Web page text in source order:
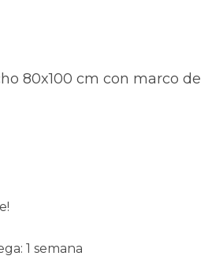
80x100 cm con marco de
1 semana